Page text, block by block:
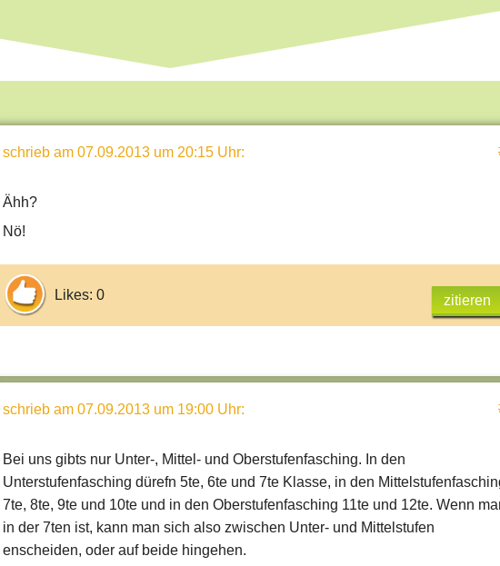
schrieb am 07.09.2013 um 20:15 Uhr:
Ähh?
Nö!
Likes: 0 zitieren
schrieb am 07.09.2013 um 19:00 Uhr:
Bei uns gibts nur Unter-, Mittel- und Oberstufenfasching. In den
Unterstufenfasching dürefn 5te, 6te und 7te Klasse, in den
7te, 8te, 9te und 10te und in den Oberstufenfasching 11te und 12te. Wenn
in der 7ten ist, kann man sich also zwischen Unter- und Mittelstufen
enscheiden, oder auf beide hingehen.